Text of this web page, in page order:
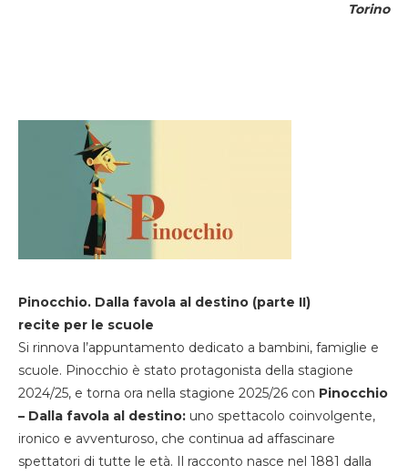
Torino
Pinocchio. Dalla favola al destino (parte II)
recite per le scuole
Si rinnova l’appuntamento dedicato a bambini, famiglie e
scuole. Pinocchio è stato protagonista della stagione
2024/25, e torna ora nella stagione 2025/26 con Pinocchio
– Dalla favola al destino: uno spettacolo coinvolgente,
ironico e avventuroso, che continua ad affascinare
spettatori di tutte le età. Il racconto nasce nel 1881 dalla